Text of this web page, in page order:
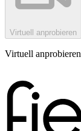
Virtuell anprobieren
Virtuell anprobieren